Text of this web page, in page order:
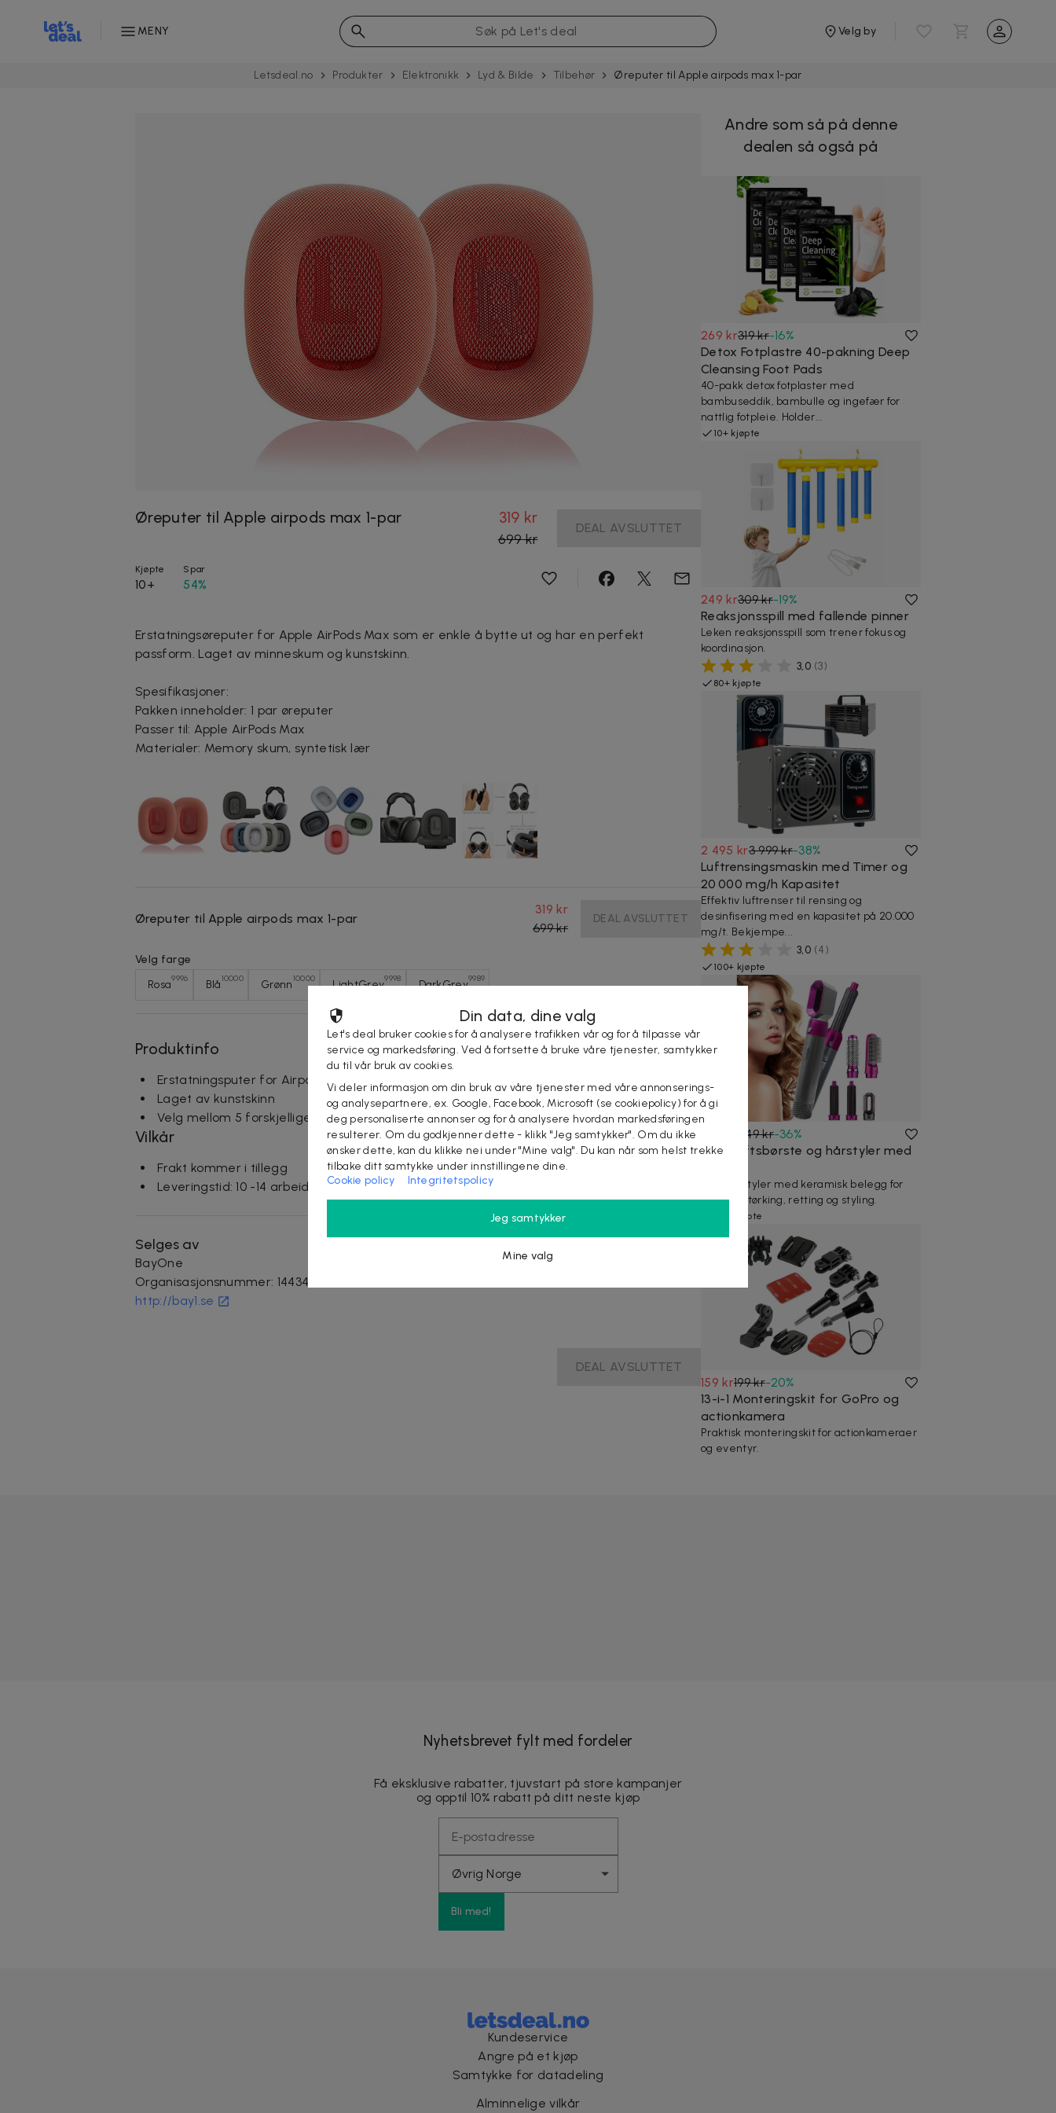
MENY Velg by
Letsdeal.no Produkter Elektronikk Lyd & Bilde Tilbehør Øreputer til Apple airpods max 1-par
Øreputer til Apple airpods max 1-par 319 kr
699 kr
DEAL AVSLUTTET
Kjøpte
10+
Spar
54%
Erstatningsøreputer for Apple AirPods Max som er enkle å bytte ut og har en perfekt
passform. Laget av minneskum og kunstskinn.
Spesifikasjoner:
Pakken inneholder: 1 par øreputer
Passer til: Apple AirPods Max
Materialer: Memory skum, syntetisk lær
Øreputer til Apple airpods max 1-par
319 kr
699 kr
Velg farge
Rosa9996 Blå10000 Grønn10000 LightGrey9998 DarkGrey9989
DEAL AVSLUTTET
Produktinfo
Erstatningsputer for Airpod Max
Laget av kunstskinn
Velg mellom 5 forskjellige farger
Vilkår
Frakt kommer i tillegg
Leveringstid: 10 -14 arbeidsdager
Selges av
BayOne
Organisasjonsnummer: 14434311
http://bay1.se
DEAL AVSLUTTET
Andre som så på denne
dealen så også på
269 kr319 kr-16%
Detox Fotplastre 40-pakning Deep
Cleansing Foot Pads
40-pakk detox fotplaster med
bambuseddik, bambulle og ingefær for
nattlig fotpleie. Holder...
10+ kjøpte
249 kr309 kr-19%
Reaksjonsspill med fallende pinner
Leken reaksjonsspill som trener fokus og
koordinasjon.
3,0 (3)
80+ kjøpte
2 495 kr3 999 kr-38%
Luftrensingsmaskin med Timer og
20 000 mg/h Kapasitet
Effektiv luftrenser til rensing og
desinfisering med en kapasitet på 20.000
mg/t. Bekjempe...
3,0 (4)
100+ kjøpte
549 kr-36%
Varmluftsbørste og hårstyler med
5-i-1 hårstyler med keramisk belegg for
skånsom tørking, retting og styling.
20+ kjøpte
159 kr199 kr-20%
13-i-1 Monteringskit for GoPro og
actionkamera
Praktisk monteringskit for actionkameraer
og eventyr.
Nyhetsbrevet fylt med fordeler
Få eksklusive rabatter, tjuvstart på store kampanjer
og opptil 10% rabatt på ditt neste kjøp
Bli med!
Kundeservice
Angre på et kjøp
Samtykke for datadeling
Alminnelige vilkår
Din data, dine valg
Let's deal bruker cookies for å analysere trafikken vår og for å tilpasse vår
service og markedsføring. Ved å fortsette å bruke våre tjenester, samtykker
du til vår bruk av cookies.
Vi deler informasjon om din bruk av våre tjenester med våre annonserings-
og analysepartnere, ex. Google, Facebook, Microsoft (se cookiepolicy) for å gi
deg personaliserte annonser og for å analysere hvordan markedsføringen
resulterer. Om du godkjenner dette - klikk "Jeg samtykker". Om du ikke
ønsker dette, kan du klikke nei under "Mine valg". Du kan når som helst trekke
tilbake ditt samtykke under innstillingene dine.
Cookie policy
Integritetspolicy
Jeg samtykker
Mine valg